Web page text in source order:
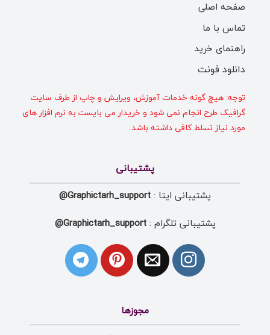
صفحه اصلی
تماس با ما
راهنمای خرید
دانلود فونت
توجه: هیچ گونه خدمات آموزش، ویرایش و چاپ از طرف سایت
گرافیک طرح انجام نمی شود و خریدار می بایست به نرم افزار های
مورد نیاز تسلط کافی داشته باشد.
پشتیبانی
پشتیبانی ایتا : Graphictarh_support@
پشتیبانی تلگرام :Graphictarh_support@
مجوزها